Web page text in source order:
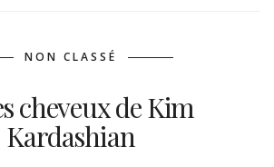
NON CLASSÉ
cheveux de Kim
Kardashian